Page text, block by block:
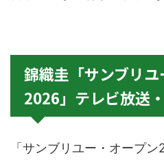
錦織圭「サンブリ
2026」テレビ放送
「サンブリユー・オープン